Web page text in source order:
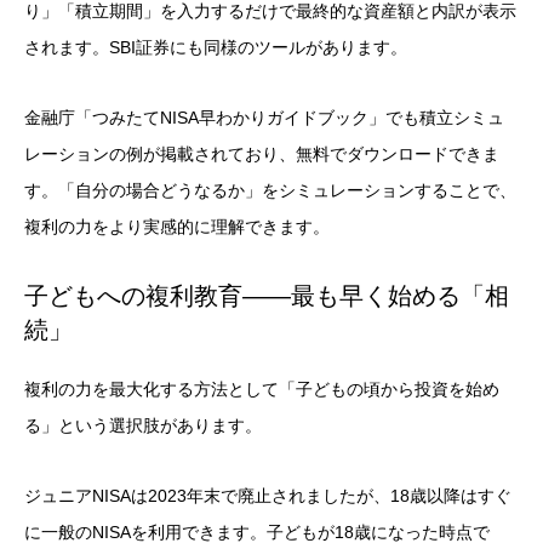
り」「積立期間」を入力するだけで最終的な資産額と内訳が表示
されます。SBI証券にも同様のツールがあります。
金融庁「つみたてNISA早わかりガイドブック」でも積立シミュ
レーションの例が掲載されており、無料でダウンロードできま
す。「自分の場合どうなるか」をシミュレーションすることで、
複利の力をより実感的に理解できます。
子どもへの複利教育——最も早く始める「相
続」
複利の力を最大化する方法として「子どもの頃から投資を始め
る」という選択肢があります。
ジュニアNISAは2023年末で廃止されましたが、18歳以降はすぐ
に一般のNISAを利用できます。子どもが18歳になった時点で